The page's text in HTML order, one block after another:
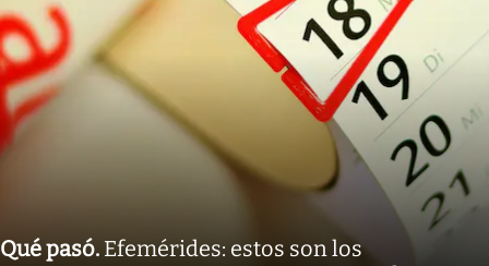
Qué pasó. Efemérides: estos son los